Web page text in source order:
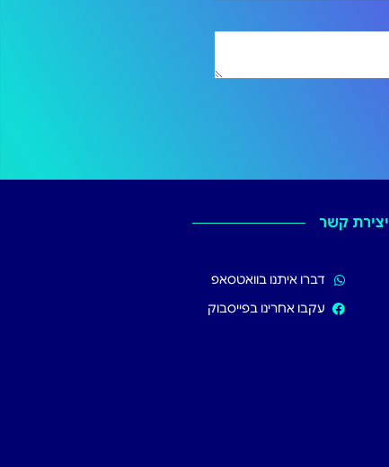
יצירת קשר
דברו איתנו בוואטסאפ
עקבו אחרינו בפייסבוק